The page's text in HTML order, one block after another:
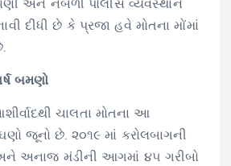
અને નબળી પોલીસ વ્યવસ્થાને
દીધી છે કે પ્રજા હવે મોતના મોંમાં
બમણો
ચાલતા મોતના આ
જૂનો છે. ૨૦૧૯ માં કરોલબાગની
અને અનાજ મંડીની આગમાં ૪૫ ગરીબો